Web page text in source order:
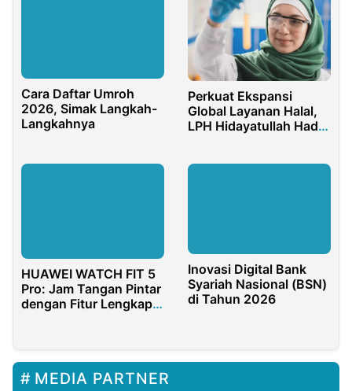
Cara Daftar Umroh
2026, Simak Langkah-
Langkahnya
Perkuat Ekspansi
Global Layanan Halal,
LPH Hidayatullah Hadir
HUAWEI WATCH FIT 5
Pro: Jam Tangan Pintar
dengan Fitur Lengkap
Inovasi Digital Bank
Syariah Nasional (BSN)
di Tahun 2026
MEDIA PARTNER